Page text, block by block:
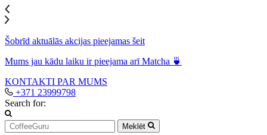
Šobrīd aktuālās akcijas pieejamas šeit
Mums jau kādu laiku ir pieejama arī Matcha 🍵
KONTAKTI PAR MUMS
+371 23999798
Search for:
Meklēt